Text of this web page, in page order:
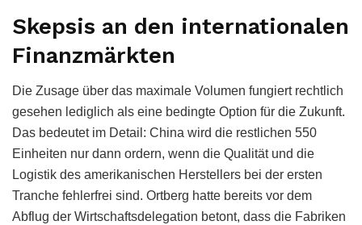
Skepsis an den internationalen
Finanzmärkten
Die Zusage über das maximale Volumen fungiert rechtlich
gesehen lediglich als eine bedingte Option für die Zukunft.
Das bedeutet im Detail: China wird die restlichen 550
Einheiten nur dann ordern, wenn die Qualität und die
Logistik des amerikanischen Herstellers bei der ersten
Tranche fehlerfrei sind. Ortberg hatte bereits vor dem
Abflug der Wirtschaftsdelegation betont, dass die Fabriken